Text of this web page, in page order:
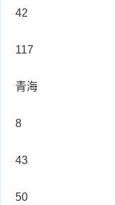
42
117
青海
8
43
50